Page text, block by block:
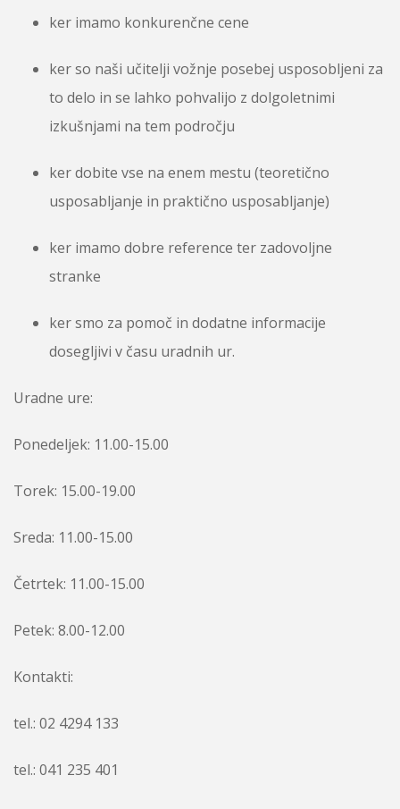
ker imamo konkurenčne cene
ker so naši učitelji vožnje posebej usposobljeni za
to delo in se lahko pohvalijo z dolgoletnimi
izkušnjami na tem področju
ker dobite vse na enem mestu (teoretično
usposabljanje in praktično usposabljanje)
ker imamo dobre reference ter zadovoljne
stranke
ker smo za pomoč in dodatne informacije
dosegljivi v času uradnih ur.
Uradne ure:
Ponedeljek: 11.00-15.00
Torek: 15.00-19.00
Sreda: 11.00-15.00
Četrtek: 11.00-15.00
Petek: 8.00-12.00
Kontakti:
tel.: 02 4294 133
tel.: 041 235 401